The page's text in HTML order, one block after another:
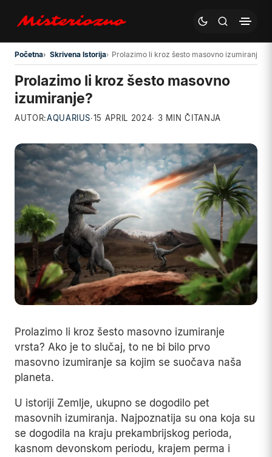
Preskoči na glavni sadržaj
Početna Skrivena Istorija Prolazimo li kroz šesto masovno izumiranje?
Prolazimo li kroz šesto masovno
izumiranje?
AUTOR:AQUARIUS·15 APRIL 2024· 3 MIN ČITANJA
Prolazimo li kroz šesto masovno izumiranje
vrsta? Ako je to slučaj, to ne bi bilo prvo
masovno izumiranje sa kojim se suočava naša
planeta.
U istoriji Zemlje, ukupno se dogodilo pet
masovnih izumiranja. Najpoznatija su ona koja su
se dogodila na kraju prekambrijskog perioda,
kasnom devonskom periodu, krajem perma i